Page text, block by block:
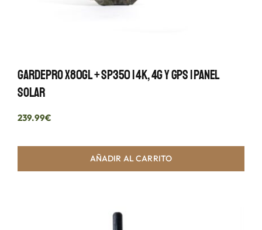
GardePro X80GL + SP350 | 4K, 4G Y GPS | Panel
Solar
239.99€
AÑADIR AL CARRITO